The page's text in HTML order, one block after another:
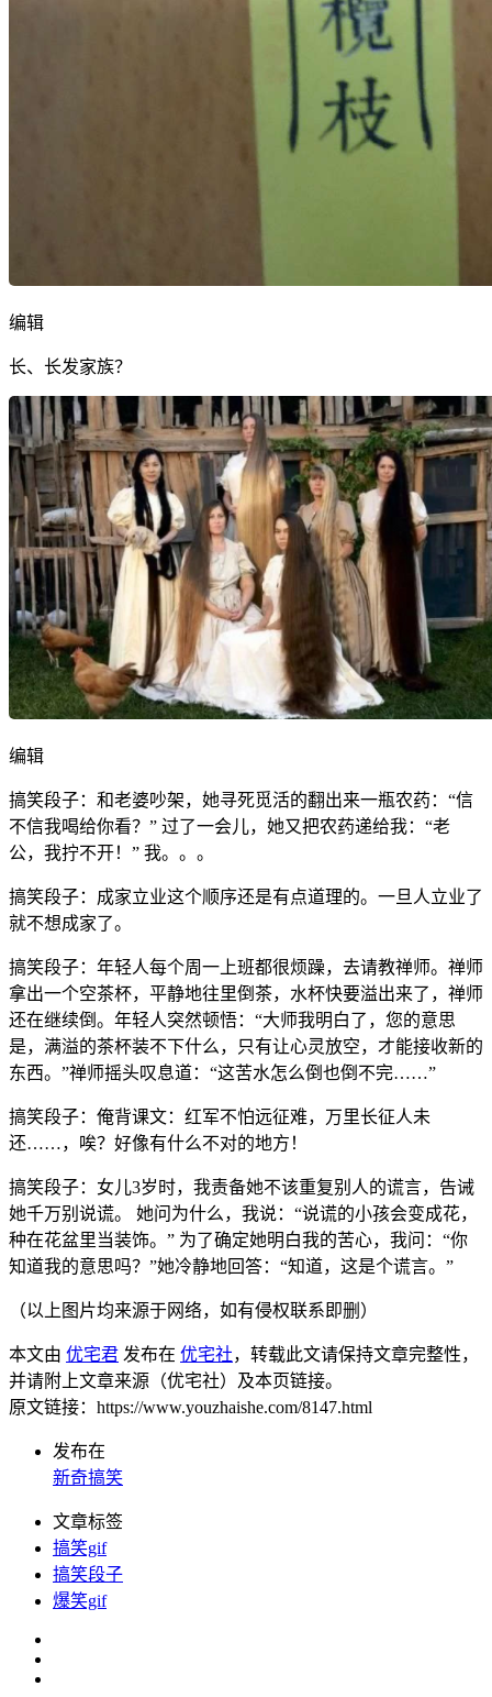
编辑
长、长发家族？
编辑
搞笑段子：和老婆吵架，她寻死觅活的翻出来一瓶农药：“信
不信我喝给你看？” 过了一会儿，她又把农药递给我：“老
公，我拧不开！” 我。。。
搞笑段子：成家立业这个顺序还是有点道理的。一旦人立业了
就不想成家了。
搞笑段子：年轻人每个周一上班都很烦躁，去请教禅师。禅师
拿出一个空茶杯，平静地往里倒茶，水杯快要溢出来了，禅师
还在继续倒。年轻人突然顿悟：“大师我明白了，您的意思
是，满溢的茶杯装不下什么，只有让心灵放空，才能接收新的
东西。”禅师摇头叹息道：“这苦水怎么倒也倒不完……”
搞笑段子：俺背课文：红军不怕远征难，万里长征人未
还……，唉？好像有什么不对的地方！
搞笑段子：女儿3岁时，我责备她不该重复别人的谎言，告诫
她千万别说谎。 她问为什么，我说：“说谎的小孩会变成花，
种在花盆里当装饰。” 为了确定她明白我的苦心，我问：“你
知道我的意思吗？”她冷静地回答：“知道，这是个谎言。”
（以上图片均来源于网络，如有侵权联系即删）
本文由 优宅君 发布在 优宅社，转载此文请保持文章完整性，
并请附上文章来源（优宅社）及本页链接。
原文链接：https://www.youzhaishe.com/8147.html
发布在
新奇搞笑
文章标签
搞笑gif
搞笑段子
爆笑gif